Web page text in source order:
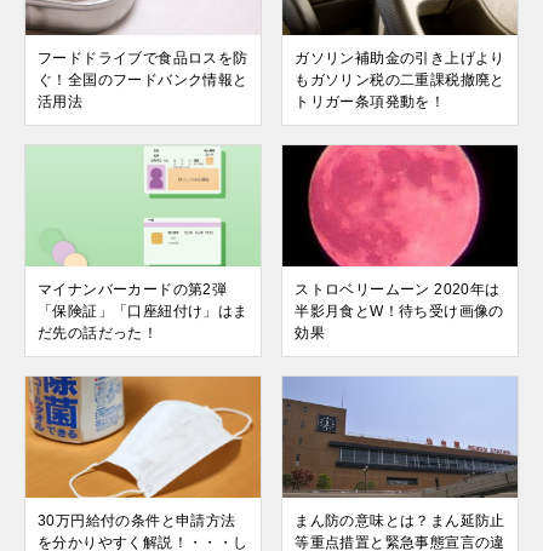
フードドライブで食品ロスを防
ぐ！全国のフードバンク情報と
活用法
ガソリン補助金の引き上げより
もガソリン税の二重課税撤廃と
トリガー条項発動を！
マイナンバーカードの第2弾
「保険証」「口座紐付け」はま
だ先の話だった！
ストロベリームーン 2020年は
半影月食とW！待ち受け画像の
効果
30万円給付の条件と申請方法
を分かりやすく解説！・・・し
まん防の意味とは？まん延防止
等重点措置と緊急事態宣言の違